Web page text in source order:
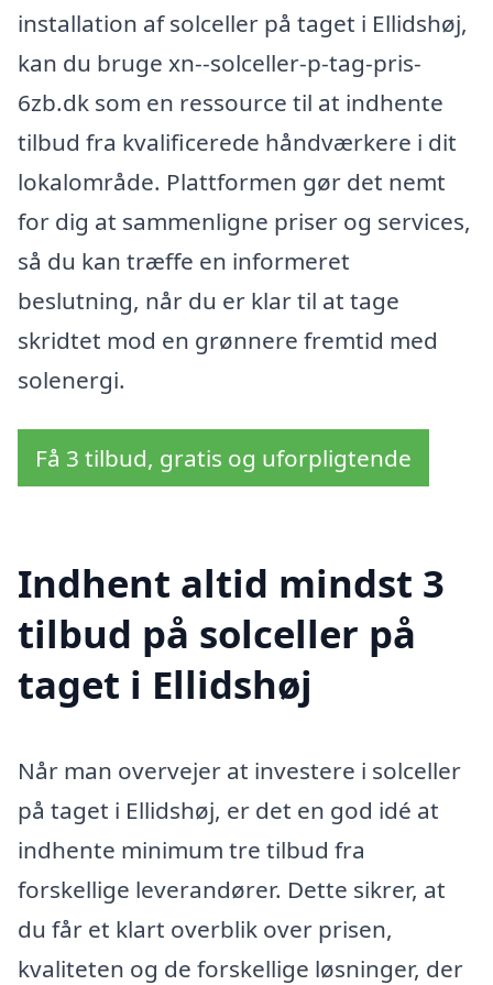
installation af solceller på taget i Ellidshøj,
kan du bruge xn--solceller-p-tag-pris-
6zb.dk som en ressource til at indhente
tilbud fra kvalificerede håndværkere i dit
lokalområde. Plattformen gør det nemt
for dig at sammenligne priser og services,
så du kan træffe en informeret
beslutning, når du er klar til at tage
skridtet mod en grønnere fremtid med
solenergi.
Få 3 tilbud, gratis og uforpligtende
Indhent altid mindst 3
tilbud på solceller på
taget i Ellidshøj
Når man overvejer at investere i solceller
på taget i Ellidshøj, er det en god idé at
indhente minimum tre tilbud fra
forskellige leverandører. Dette sikrer, at
du får et klart overblik over prisen,
kvaliteten og de forskellige løsninger, der